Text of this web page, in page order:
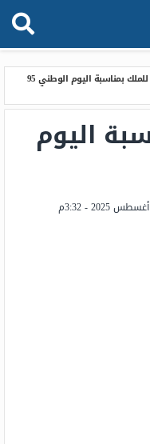
تهنئة للملك بمناسبة اليوم الوطني 95
اليوم